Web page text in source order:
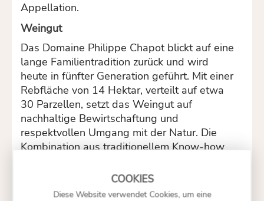
Appellation.
Weingut
Das Domaine Philippe Chapot blickt auf eine
lange Familientradition zurück und wird
heute in fünfter Generation geführt. Mit einer
Rebfläche von 14 Hektar, verteilt auf etwa
30 Parzellen, setzt das Weingut auf
nachhaltige Bewirtschaftung und
respektvollen Umgang mit der Natur. Die
Kombination aus traditionellem Know-how
Produktion authentischer Weine, die das
Terroir der Savoie widerspiegeln.
Diese Website verwendet Cookies, um eine